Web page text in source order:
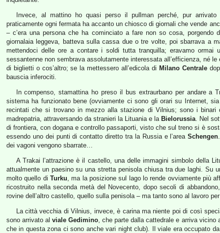
Invece, al mattino ho quasi perso il pullman perché, pur
praticamente ogni fermata ha accanto un chiosco di giornali che vende
– c’era una persona che ha cominciato a fare non so cosa,
giornalaia leggeva, batteva sulla cassa due o tre volte, poi sbarrava a
mettendoci delle ore a contare i soldi tutta tranquilla; eravamo ormai
sessantenne non sembrava assolutamente interessata all’efficienza, né
di biglietti o cos’altro; se la mettessero all’edicola di Milano Centrale
bauscia inferociti.
In compenso, stamattina ho preso il bus extraurbano per andare
sistema ha funzionato bene (ovviamente ci sono gli orari su Internet,
recintati che si trovano in mezzo alla stazione di Vilnius; sono i
madrepatria, attraversando da stranieri la Lituania e la Bielorussia. Nel
di frontiera, con dogana e controllo passaporti, visto che sul treno si è
essendo uno dei punti di contatto diretto tra la Russia e l’areaSchengen
dei vagoni vengono sbarrate…
A Trakai l’attrazione è il castello, una delle immagini simbolo della
attualmente un paesino su una stretta penisola chiusa tra due laghi. Su
molto quello di Turku, ma la posizione sul lago lo rende ovviamente più
ricostruito nella seconda metà del Novecento, dopo secoli di
rovine dell’altro castello, quello sulla penisola – ma tanto sono al lavoro
La città vecchia di Vilnius, invece, è carina ma niente poi di così
sono arrivato alviale Gedimino, che parte dalla cattedrale e arriva vicino
che in questa zona ci sono anche vari night club). Il viale era occupato